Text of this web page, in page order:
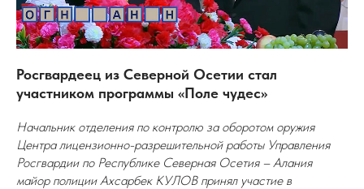
Росгвардеец из Северной Осетии стал
участником программы «Поле чудес»
Начальник отделения по контролю за оборотом оружия
Центра лицензионно-разрешительной работы Управления
Росгвардии по Республике Северная Осетия – Алания
майор полиции Ахсарбек КУЛОВ принял участие в